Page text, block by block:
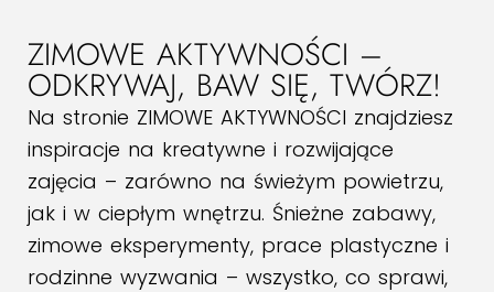
ZIMOWE AKTYWNOŚCI –
ODKRYWAJ, BAW SIĘ, TWÓRZ!
Na stronie ZIMOWE AKTYWNOŚCI znajdziesz
inspiracje na kreatywne i rozwijające
zajęcia – zarówno na świeżym powietrzu,
jak i w ciepłym wnętrzu. Śnieżne zabawy,
zimowe eksperymenty, prace plastyczne i
rodzinne wyzwania – wszystko, co sprawi,